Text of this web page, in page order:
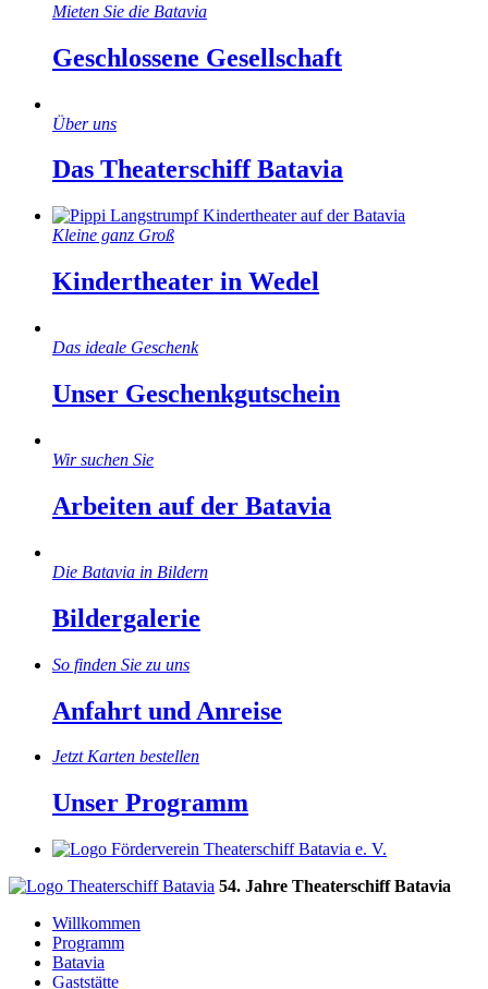
Mieten Sie die Batavia
Geschlossene Gesellschaft
Über uns
Das Theaterschiff Batavia
Kleine ganz Groß
Kindertheater in Wedel
Das ideale Geschenk
Unser Geschenkgutschein
Wir suchen Sie
Arbeiten auf der Batavia
Die Batavia in Bildern
Bildergalerie
So finden Sie zu uns
Anfahrt und Anreise
Jetzt Karten bestellen
Unser Programm
54. Jahre Theaterschiff Batavia
Willkommen
Programm
Batavia
Gaststätte